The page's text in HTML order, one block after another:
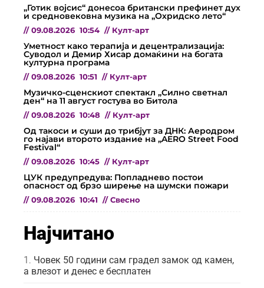
„Готик војсис“ донесоа британски префинет дух
и средновековна музика на „Охридско лето“
// 09.08.2026 10:54 // Култ-арт
Уметност како терапија и децентрализација:
Суводол и Демир Хисар домаќини на богата
културна програма
// 09.08.2026 10:51 // Култ-арт
Музичко-сценскиот спектакл „Силно светнал
ден“ на 11 август гостува во Битола
// 09.08.2026 10:48 // Култ-арт
Од такоси и суши до трибјут за ДНК: Аеродром
го најави второто издание на „AERO Street Food
Festival“
// 09.08.2026 10:45 // Култ-арт
ЦУК предупредува: Попладнево постои
опасност од брзо ширење на шумски пожари
// 09.08.2026 10:41 // Свесно
Најчитано
Човек 50 години сам градел замок од камен,
а влезот и денес е бесплатен